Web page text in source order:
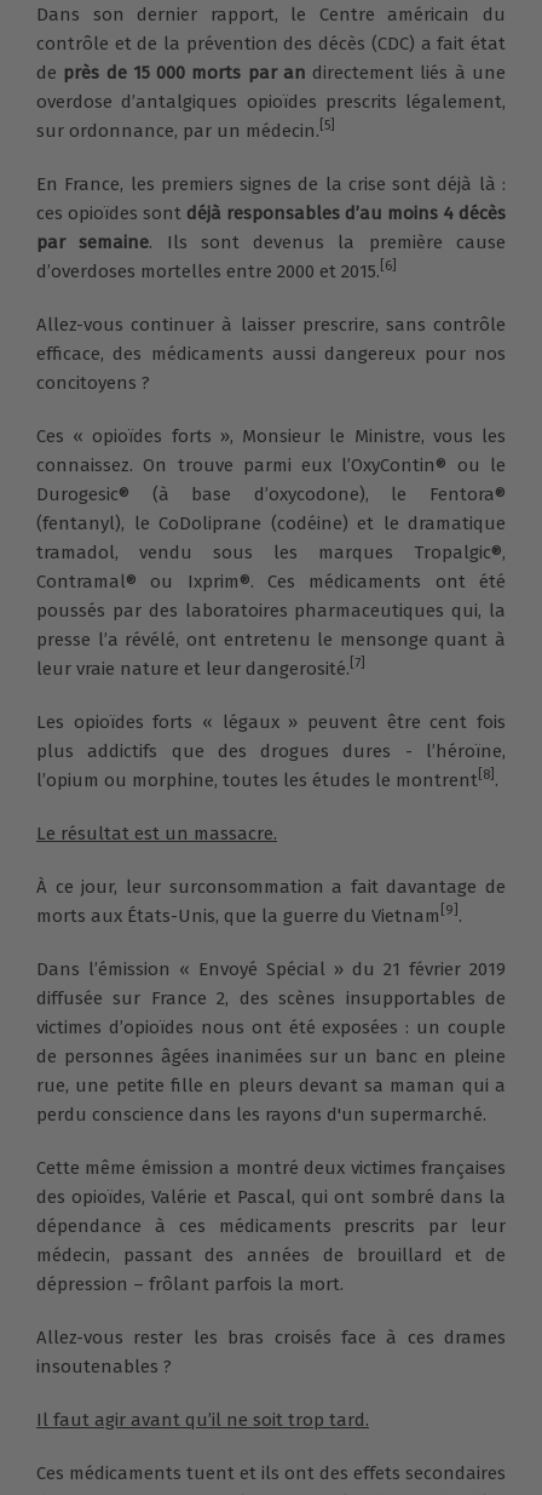
Dans son dernier rapport, le Centre américain du
contrôle et de la prévention des décès (CDC) a fait état
de près de 15 000 morts par an directement liés à une
overdose d’antalgiques opioïdes prescrits légalement,
sur ordonnance, par un médecin. [5]
En France, les premiers signes de la crise sont déjà là :
ces opioïdes sont déjà responsables d’au moins 4 décès
par semaine. Ils sont devenus la première cause
d’overdoses mortelles entre 2000 et 2015. [6]
Allez-vous continuer à laisser prescrire, sans contrôle
efficace, des médicaments aussi dangereux pour nos
concitoyens ?
Ces « opioïdes forts », Monsieur le Ministre, vous les
connaissez. On trouve parmi eux l’OxyContin® ou le
Durogesic® (à base d’oxycodone), le Fentora®
(fentanyl), le CoDoliprane (codéine) et le dramatique
tramadol, vendu sous les marques Tropalgic®,
Contramal® ou Ixprim®. Ces médicaments ont été
poussés par des laboratoires pharmaceutiques qui, la
presse l’a révélé, ont entretenu le mensonge quant à
leur vraie nature et leur dangerosité. [7]
Les opioïdes forts « légaux » peuvent être cent fois
plus addictifs que des drogues dures - l’héroïne,
l’opium ou morphine, toutes les études le montrent [8] .
Le résultat est un massacre.
À ce jour, leur surconsommation a fait davantage de
morts aux États-Unis, que la guerre du Vietnam [9] .
Dans l’émission « Envoyé Spécial » du 21 février 2019
diffusée sur France 2, des scènes insupportables de
victimes d’opioïdes nous ont été exposées : un couple
de personnes âgées inanimées sur un banc en pleine
rue, une petite fille en pleurs devant sa maman qui a
perdu conscience dans les rayons d'un supermarché.
Cette même émission a montré deux victimes françaises
des opioïdes, Valérie et Pascal, qui ont sombré dans la
dépendance à ces médicaments prescrits par leur
médecin, passant des années de brouillard et de
dépression – frôlant parfois la mort.
Allez-vous rester les bras croisés face à ces drames
insoutenables ?
Il faut agir avant qu’il ne soit trop tard.
Ces médicaments tuent et ils ont des effets secondaires